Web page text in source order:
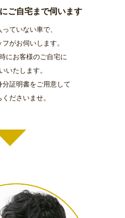
ご自宅まで伺います
ていない車で、
がお伺いします。
にお客様のご自宅に
いたします。
分証明書をご用意して
くださいませ。